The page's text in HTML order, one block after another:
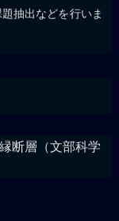
抽出などを行いま
断層（文部科学